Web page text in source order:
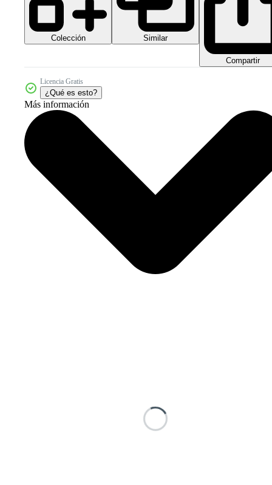
Colección Similar
Compartir
Licencia Gratis
¿Qué es esto?
Más información